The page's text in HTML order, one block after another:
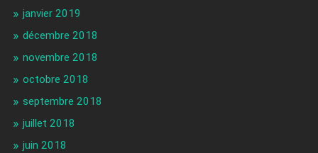
janvier 2019
décembre 2018
novembre 2018
octobre 2018
septembre 2018
juillet 2018
juin 2018